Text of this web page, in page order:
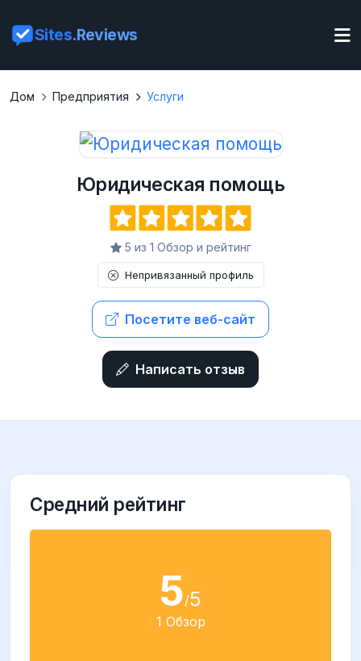
Sites.Reviews
Дом Предприятия Услуги
Юридическая помощь
5 из 1 Обзор и рейтинг
Непривязанный профиль
Посетите веб-сайт
Написать отзыв
Средний рейтинг
5/5
1 Обзор